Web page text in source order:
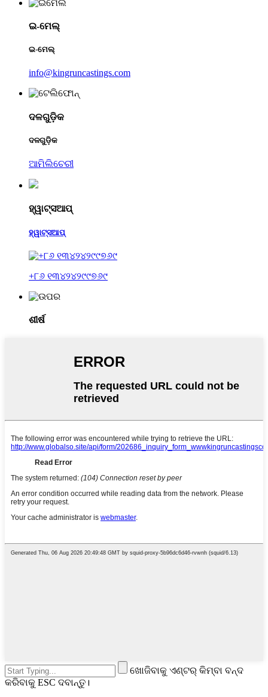
ଇ-ମେଲ୍
ଇ-ମେଲ୍
info@kingruncastings.com
ଦଳଗୁଡ଼ିକ
ଦଳଗୁଡ଼ିକ
ଆମିଲିଚେରୀ
ହ୍ୱାଟ୍ସଆପ୍
ହ୍ୱାଟ୍ସଆପ୍
+୮୬ ୧୩୪୨୪୨୯୯୭୬୯
ଶୀର୍ଷ
ଖୋଜିବାକୁ ଏଣ୍ଟର୍ କିମ୍ବା ବନ୍ଦ
କରିବାକୁ ESC ଦବାନ୍ତୁ।